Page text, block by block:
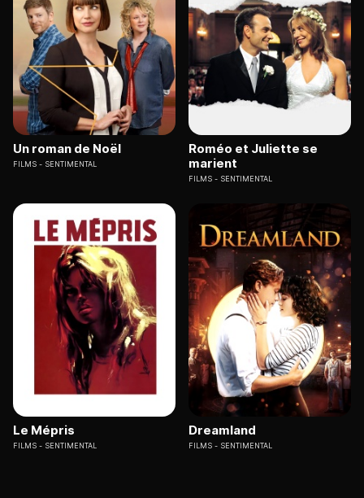
Un roman de Noël
FILMS SENTIMENTAL
Roméo et Juliette se
marient
FILMS SENTIMENTAL
Le Mépris
FILMS SENTIMENTAL
Dreamland
FILMS SENTIMENTAL